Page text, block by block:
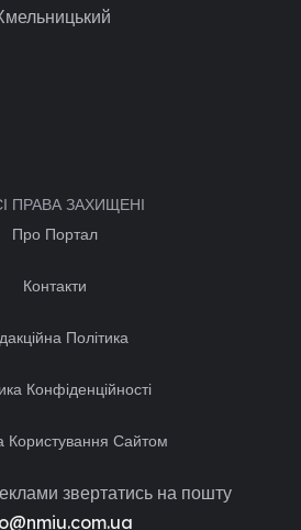
ПРАВА ЗАХИЩЕНІ
Про Портал
Контакти
Політика
Конфіденційності
Користування Сайтом
звертатись на пошту